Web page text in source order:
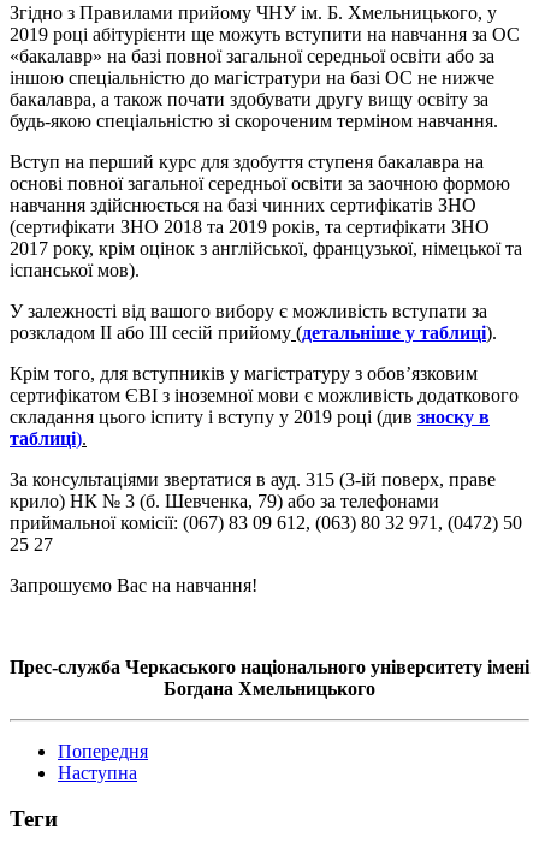
Згідно з Правилами прийому ЧНУ ім. Б. Хмельницького, у
2019 році абітурієнти ще можуть вступити на навчання за ОС
«бакалавр» на базі повної загальної середньої освіти або за
іншою спеціальністю до магістратури на базі ОС не нижче
бакалавра, а також почати здобувати другу вищу освіту за
будь-якою спеціальністю зі скороченим терміном навчання.
Вступ на перший курс для здобуття ступеня бакалавра на
основі повної загальної середньої освіти за заочною формою
навчання здійснюється на базі чинних сертифікатів ЗНО
(сертифікати ЗНО 2018 та 2019 років, та сертифікати ЗНО
2017 року, крім оцінок з англійської, французької, німецької та
іспанської мов).
У залежності від вашого вибору є можливість вступати за
розкладом ІІ або ІІІ сесій прийому (детальніше у таблиці).
Крім того, для вступників у магістратуру з обов’язковим
сертифікатом ЄВІ з іноземної мови є можливість додаткового
складання цього іспиту і вступу у 2019 році (див зноску в
таблиці).
За консультаціями звертатися в ауд. 315 (3-ій поверх, праве
крило) НК № 3 (б. Шевченка, 79) або за телефонами
приймальної комісії: (067) 83 09 612, (063) 80 32 971, (0472) 50
25 27
Запрошуємо Вас на навчання!
Прес-служба Черкаського національного університету імені
Богдана Хмельницького
Попередня
Наступна
Теги